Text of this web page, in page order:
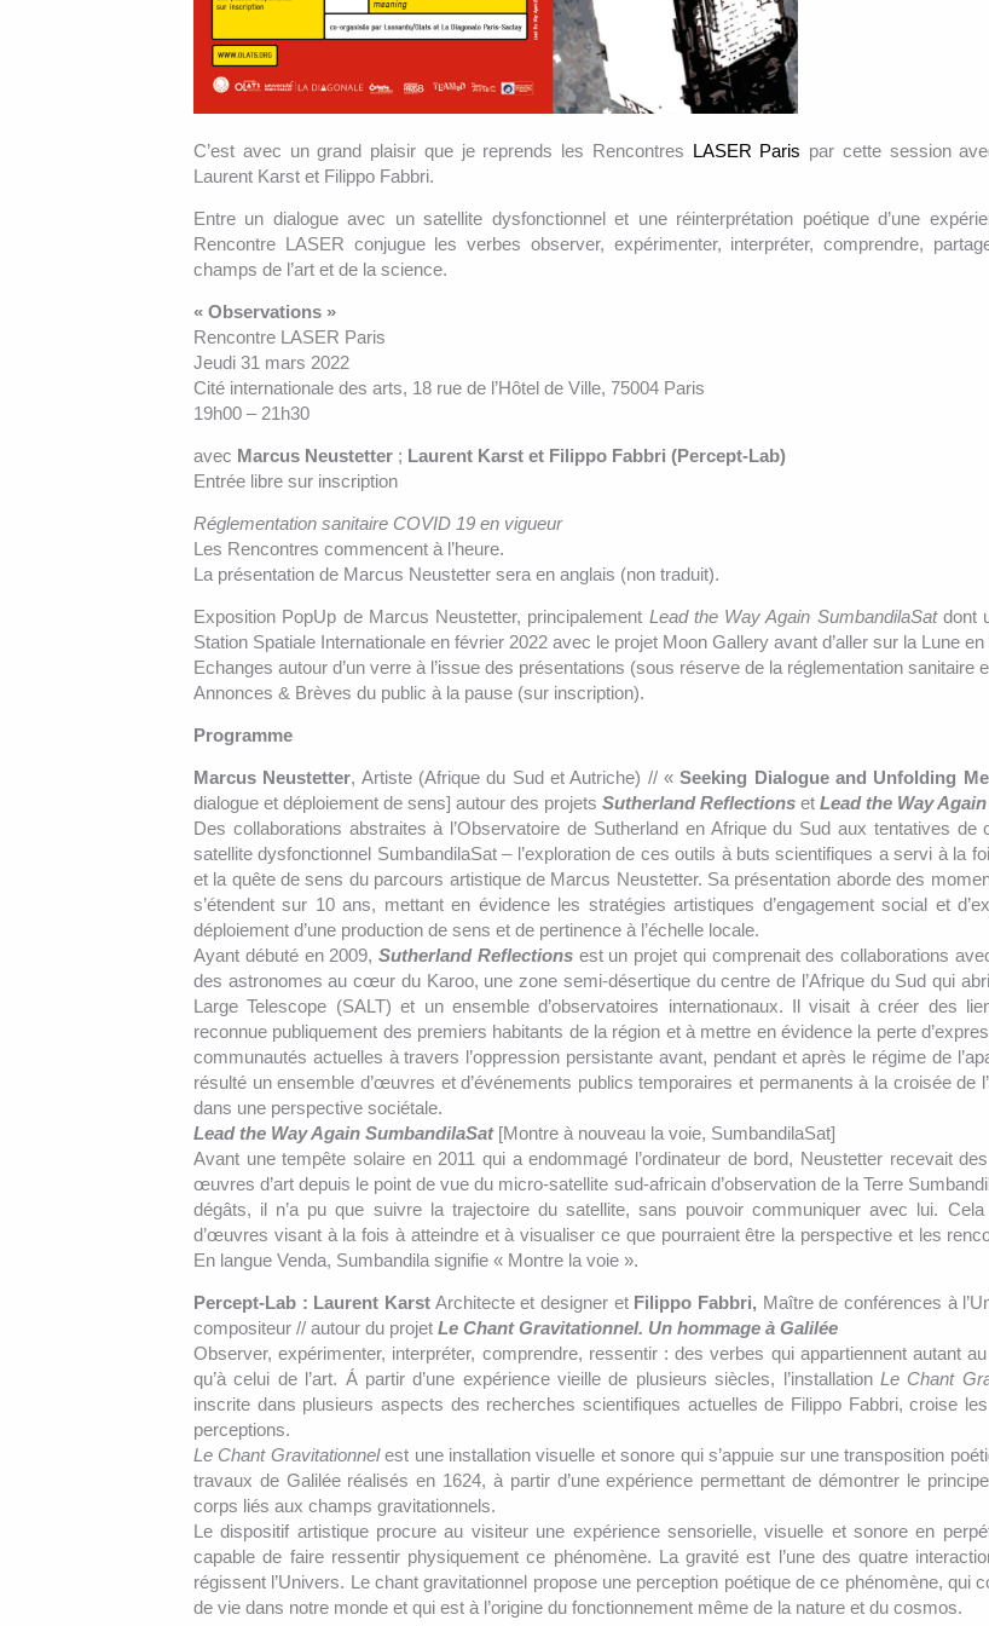
C’est avec un grand plaisir que je reprends les Rencontres LASER Paris par cette session
Laurent Karst et Filippo Fabbri.
Entre un dialogue avec un satellite dysfonctionnel et une réinterprétation poétique d’une
Rencontre LASER conjugue les verbes observer, expérimenter, interpréter, comprendre,
champs de l’art et de la science.
« Observations »
Rencontre LASER Paris
Jeudi 31 mars 2022
Cité internationale des arts, 18 rue de l’Hôtel de Ville, 75004 Paris
19h00 – 21h30
avec Marcus Neustetter ; Laurent Karst et Filippo Fabbri (Percept-Lab)
Entrée libre sur inscription
Réglementation sanitaire COVID 19 en vigueur
Les Rencontres commencent à l’heure.
La présentation de Marcus Neustetter sera en anglais (non traduit).
Exposition PopUp de Marcus Neustetter, principalement Lead the Way Again SumbandilaSatdont
Station Spatiale Internationale en février 2022 avec le projet Moon Gallery avant d’aller sur la Lune en
Echanges autour d’un verre à l’issue des présentations (sous réserve de la réglementation sanitaire
Annonces & Brèves du public à la pause (sur inscription).
Programme
Marcus Neustetter, Artiste (Afrique du Sud et Autriche) // «Seeking Dialogue and Unfolding
dialogue et déploiement de sens] autour des projets Sutherland Reflections et Lead the Way
Des collaborations abstraites à l’Observatoire de Sutherland en Afrique du Sud aux tentatives de
satellite dysfonctionnel SumbandilaSat – l’exploration de ces outils à buts scientifiques a servi à la
et la quête de sens du parcours artistique de Marcus Neustetter. Sa présentation aborde des
s’étendent sur 10 ans, mettant en évidence les stratégies artistiques d’engagement social et
déploiement d’une production de sens et de pertinence à l’échelle locale.
Ayant débuté en 2009, Sutherland Reflections est un projet qui comprenait des collaborations
des astronomes au cœur du Karoo, une zone semi-désertique du centre de l’Afrique du Sud qui
Large Telescope (SALT) et un ensemble d’observatoires internationaux. Il visait à créer des
reconnue publiquement des premiers habitants de la région et à mettre en évidence la perte
communautés actuelles à travers l’oppression persistante avant, pendant et après le régime de
résulté un ensemble d’œuvres et d’événements publics temporaires et permanents à la croisée de
dans une perspective sociétale.
Lead the Way Again SumbandilaSat [Montre à nouveau la voie, SumbandilaSat]
Avant une tempête solaire en 2011 qui a endommagé l’ordinateur de bord, Neustetter recevait
œuvres d’art depuis le point de vue du micro-satellite sud-africain d’observation de la Terre
dégâts, il n’a pu que suivre la trajectoire du satellite, sans pouvoir communiquer avec lui.
d’œuvres visant à la fois à atteindre et à visualiser ce que pourraient être la perspective et les
En langue Venda, Sumbandila signifie « Montre la voie ».
Percept-Lab : Laurent Karst Architecte et designer et Filippo Fabbri, Maître de conférences à
compositeur // autour du projet Le Chant Gravitationnel. Un hommage à Galilée
Observer, expérimenter, interpréter, comprendre, ressentir : des verbes qui appartiennent autant
qu’à celui de l’art. Á partir d’une expérience vieille de plusieurs siècles, l’installation Le Chant
inscrite dans plusieurs aspects des recherches scientifiques actuelles de Filippo Fabbri, croise
perceptions.
Le Chant Gravitationnelest une installation visuelle et sonore qui s’appuie sur une transposition
travaux de Galilée réalisés en 1624, à partir d’une expérience permettant de démontrer le
corps liés aux champs gravitationnels.
Le dispositif artistique procure au visiteur une expérience sensorielle, visuelle et sonore en
capable de faire ressentir physiquement ce phénomène. La gravité est l’une des quatre
régissent l’Univers. Le chant gravitationnel propose une perception poétique de ce phénomène, qui
de vie dans notre monde et qui est à l’origine du fonctionnement même de la nature et du cosmos.